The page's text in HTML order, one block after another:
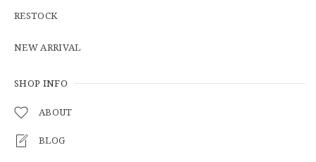
RESTOCK
NEW ARRIVAL
SHOP INFO
ABOUT
BLOG
2026/04/27
とても早く対応頂きありがとうございました。